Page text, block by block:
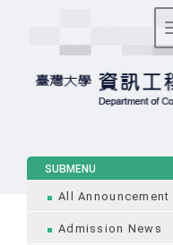
SUBMENU
All Announcement
Admission News